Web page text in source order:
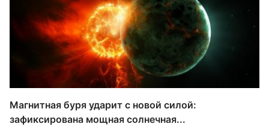
Магнитная буря ударит с новой силой:
зафиксирована мощная солнечная...